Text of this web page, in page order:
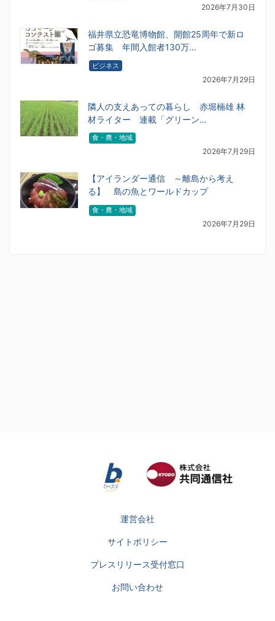
2026年7月30日
福井県立恐竜博物館、開館25周年で新ロ
ゴ募集 年間入館者130万…
ビジネス
2026年7月29日
隣人の支えあっての暮らし 赤堀楠雄 林
材ライター 連載「グリーン…
食・農・地域
2026年7月29日
【アイランダー通信 ～離島から考え
る】 島の魚とワールドカップ
食・農・地域
2026年7月29日
運営会社
サイトポリシー
プレスリリース受付窓口
お問い合わせ